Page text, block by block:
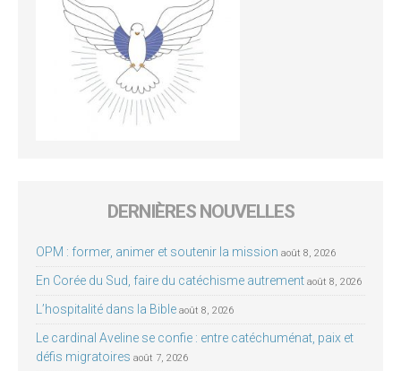
DERNIÈRES NOUVELLES
OPM : former, animer et soutenir la mission août 8, 2026
En Corée du Sud, faire du catéchisme autrement août 8, 2026
L’hospitalité dans la Bible août 8, 2026
Le cardinal Aveline se confie : entre catéchuménat, paix et
défis migratoires août 7, 2026